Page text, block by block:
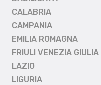
CALABRIA
CAMPANIA
EMILIA ROMAGNA
FRIULI VENEZIA GIULIA
LAZIO
LIGURIA